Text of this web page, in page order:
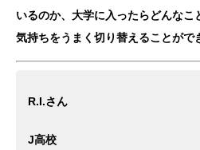
いるのか、大学に入ったらどんなこ
気持ちをうまく切り替えることがで
R.I.さん
J高校